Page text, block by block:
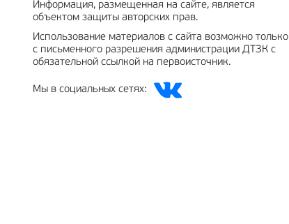
Информация, размещенная на сайте, является
объектом защиты авторских прав.
Использование материалов с сайта возможно только
с письменного разрешения администрации ДТЗК с
обязательной ссылкой на первоисточник.
Мы в социальных сетях: